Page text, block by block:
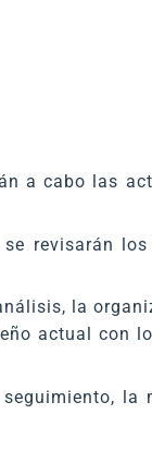
a cabo las
revisarán
la
actual con
la